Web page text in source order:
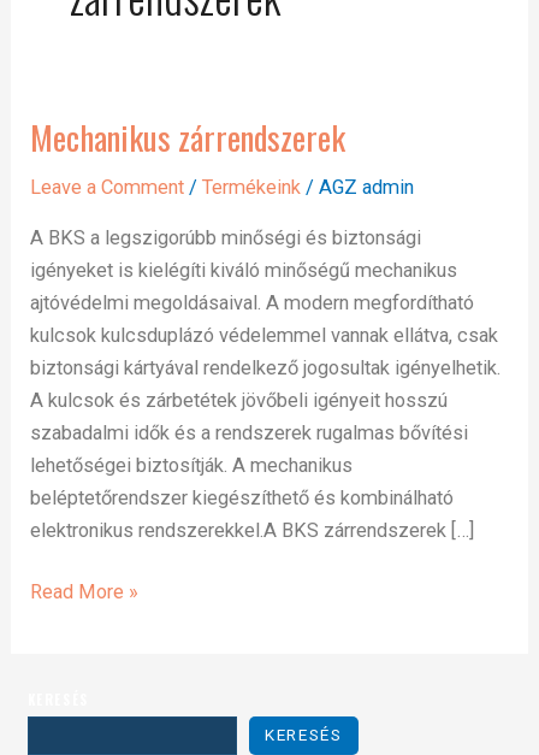
Mechanikus zárrendszerek
Leave a Comment /Termékeink /AGZ admin
A BKS a legszigorúbb minőségi és biztonsági
igényeket is kielégíti kiváló minőségű mechanikus
ajtóvédelmi megoldásaival. A modern megfordítható
kulcsok kulcsduplázó védelemmel vannak ellátva, csak
biztonsági kártyával rendelkező jogosultak igényelhetik.
A kulcsok és zárbetétek jövőbeli igényeit hosszú
szabadalmi idők és a rendszerek rugalmas bővítési
lehetőségei biztosítják. A mechanikus
beléptetőrendszer kiegészíthető és kombinálható
elektronikus rendszerekkel.A BKS zárrendszerek […]
Mechanikus
Read More »
KERESÉS